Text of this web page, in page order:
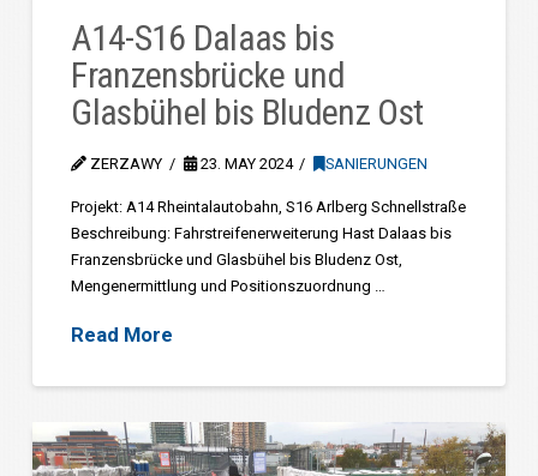
A14-S16 Dalaas bis
Franzensbrücke und
Glasbühel bis Bludenz Ost
ZERZAWY 23. MAY 2024 SANIERUNGEN
Projekt: A14 Rheintalautobahn, S16 Arlberg Schnellstraße
Beschreibung: Fahrstreifenerweiterung Hast Dalaas bis
Franzensbrücke und Glasbühel bis Bludenz Ost,
Mengenermittlung und Positionszuordnung …
Read More